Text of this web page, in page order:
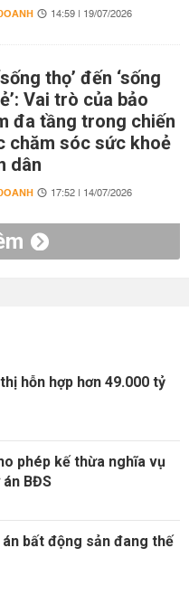
14:59 | 19/07/2026
thọ’ đến ‘sống
Vai trò của bảo
đa tầng trong chiến
chăm sóc sức khoẻ
dân
17:52 | 14/07/2026
hỗn hợp hơn 49.000 tỷ
phép kế thừa nghĩa vụ
BĐS
bất động sản đang thế